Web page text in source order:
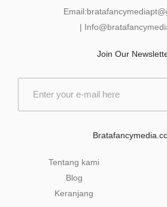
Email:
|
Join Our
Tentang kami
Blog
Keranjang